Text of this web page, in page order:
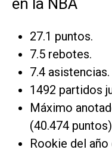
27.1 puntos.
7.5 rebotes.
7.4 asistencias.
1492 partidos
Máximo
(40.474
Rookie del año